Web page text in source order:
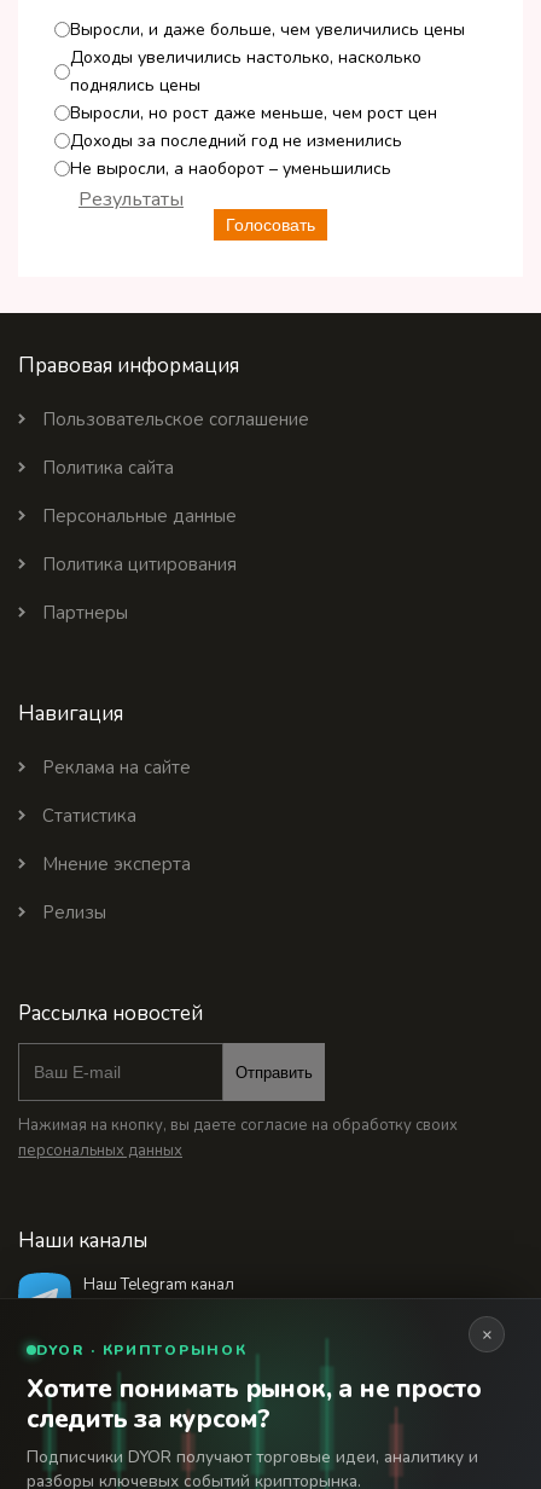
Выросли, и даже больше, чем увеличились цены
Доходы увеличились настолько, насколько
поднялись цены
Выросли, но рост даже меньше, чем рост цен
Доходы за последний год не изменились
Не выросли, а наоборот – уменьшились
Голосовать
Результаты
Правовая информация
Пользовательское соглашение
Политика сайта
Персональные данные
Политика цитирования
Партнеры
Навигация
Реклама на сайте
Статистика
Мнение эксперта
Релизы
Рассылка новостей
Отправить
Нажимая на кнопку, вы даете согласие на обработку своих
персональных данных
Наши каналы
Наш Telegram канал
18+
© 2026 Финансовый интернет-портал «Банки
Сегодня». Используя сайт BanksToday.net вы
соглашаетесь с
Сетевое издание «Банки Сегодня» зарегистрировано
×
DYOR · КРИПТОРЫНОК
Хотите понимать рынок, а не просто
следить за курсом?
Подписчики DYOR получают торговые идеи, аналитику и
разборы ключевых событий крипторынка.